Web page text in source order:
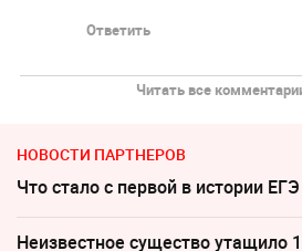
Ответить
Читать все
НОВОСТИ ПАРТНЕРОВ
Что стало с первой в истории
Неизвестное существо утащило